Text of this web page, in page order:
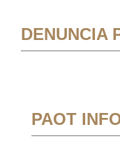
DENUNCIA
PAOT